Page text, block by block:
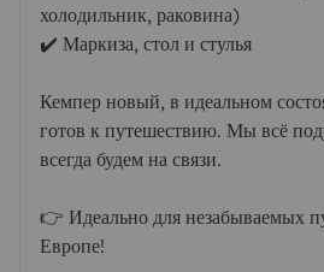
холодильник, раковина)
✔️ Маркиза, стол и стулья
Кемпер новый, в идеальном
готов к путешествию. Мы всё
всегда будем на связи.
👉 Идеально для незабываемых
Европе!